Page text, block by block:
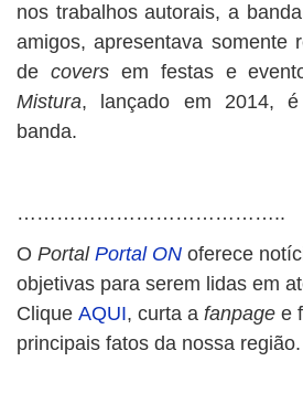
nos trabalhos autorais, a
amigos, apresentava somente
de coversem festas e
Mistura, lançado em 2014,
banda.
…………………………………..
O Portal Portal ON oferece
objetivas para serem lidas em
Clique AQUI, curta a fanpage e
principais fatos da nossa região.